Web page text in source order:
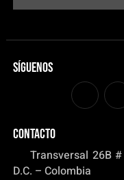
Síguenos
CONTACTO
Transversal 26B
D.C. – Colombia